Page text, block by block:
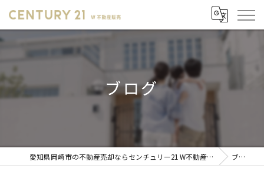
ブログ
愛知県岡崎市の不動産売却ならセンチュリー21 W不動産販売 ブログ